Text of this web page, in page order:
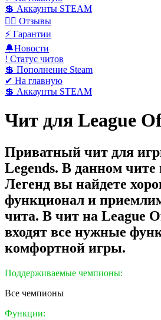
💲 Аккаунты STEAM
✍🏻 Отзывы
⚡️ Гарантии
🔔Новости
! Статус читов
💲 Пополнение Steam
✔ На главную
💲 Аккаунты STEAM
Чит для League
Приватный чит для
Legends. В данном чите
Легенд вы найдете
функционал и
чита. В чит на League
входят все нужные
комфортной игры.
Поддерживаемые чемпионы:
Все чемпионы
Функции: